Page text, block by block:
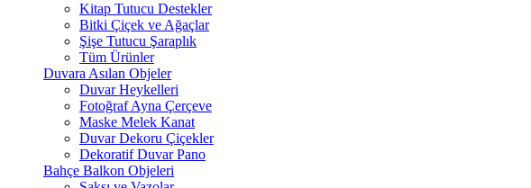
Kitap Tutucu Destekler
Bitki Çiçek ve Ağaçlar
Şişe Tutucu Şaraplık
Tüm Ürünler
Duvara Asılan Objeler
Duvar Heykelleri
Fotoğraf Ayna Çerçeve
Maske Melek Kanat
Duvar Dekoru Çiçekler
Dekoratif Duvar Pano
Bahçe Balkon Objeleri